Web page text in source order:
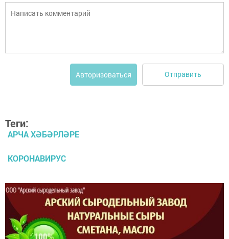
Авторизоваться Отправить
Теги:
АРЧА ХӘБӘРЛӘРЕ
КОРОНАВИРУС